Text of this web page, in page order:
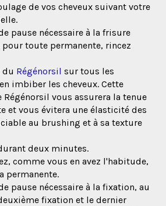
de vos cheveux suivant votre
pause nécessaire à la frisure
toute permanente, rincez
du Régénorsil sur tous les
imbiber les cheveux. Cette
vous assurera la tenue
et vous évitera une élasticité des
au brushing et à sa texture
deux minutes.
comme vous en avez l'habitude,
permanente.
pause nécessaire à la fixation, au
fixation et le dernier